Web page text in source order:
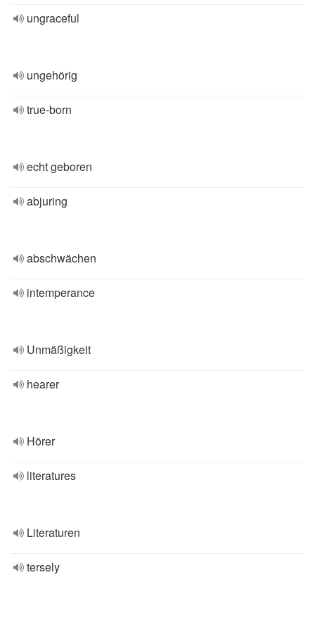
ungraceful
ungehörig
true-born
echt geboren
abjuring
abschwächen
intemperance
Unmäßigkeit
hearer
Hörer
literatures
Literaturen
tersely